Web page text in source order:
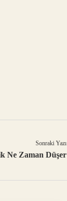
Sonraki Yazı
Ne Zaman Düşer